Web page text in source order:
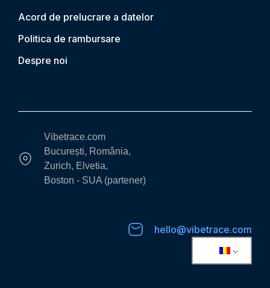
Acord de prelucrare a datelor
Politica de rambursare
Despre noi
Vibetrace.com
București, România,
Zurich, Elvetia,
Boston - SUA (partener)
hello@vibetrace.com